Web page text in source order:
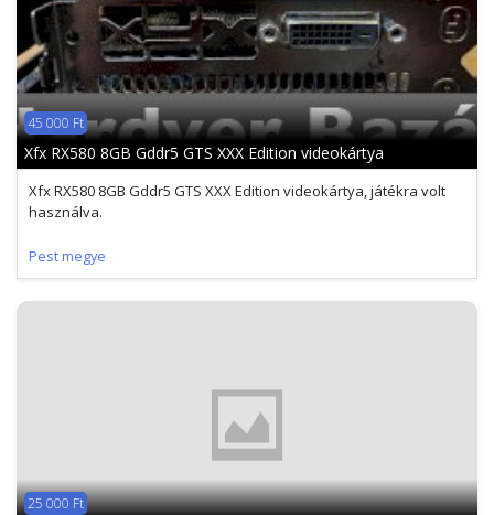
45 000 Ft
Xfx RX580 8GB Gddr5 GTS XXX Edition videokártya
Xfx RX580 8GB Gddr5 GTS XXX Edition videokártya, játékra volt
használva.
Pest megye
25 000 Ft